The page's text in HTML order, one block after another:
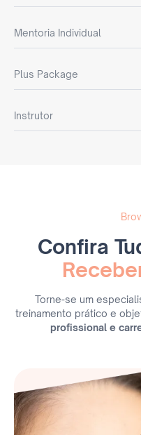
Mentoria Individual
Plus Package
Instrutor
Confira
Torne-se um
treinamento prático e
profissional e